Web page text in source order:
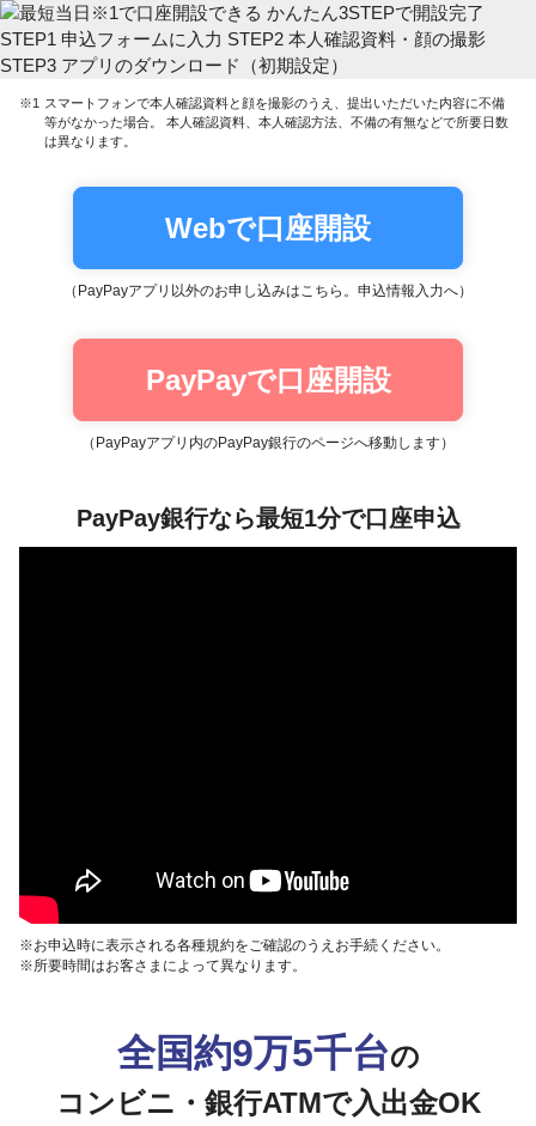
※1 スマートフォンで本人確認資料と顔を撮影のうえ、提出いただいた内容に不備
等がなかった場合。 本人確認資料、本人確認方法、不備の有無などで所要日数
は異なります。
Webで口座開設
（PayPayアプリ以外のお申し込みはこちら。申込情報入力へ）
PayPayで口座開設
（PayPayアプリ内のPayPay銀行のページへ移動します）
PayPay銀行なら最短1分で口座申込
※お申込時に表示される各種規約をご確認のうえお手続ください。
※所要時間はお客さまによって異なります。
全国約9万5千台の
コンビニ・銀行ATMで入出金OK